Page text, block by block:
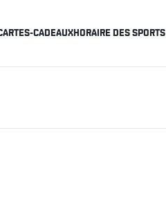
CADEAUXHORAIRE DES SPORTS